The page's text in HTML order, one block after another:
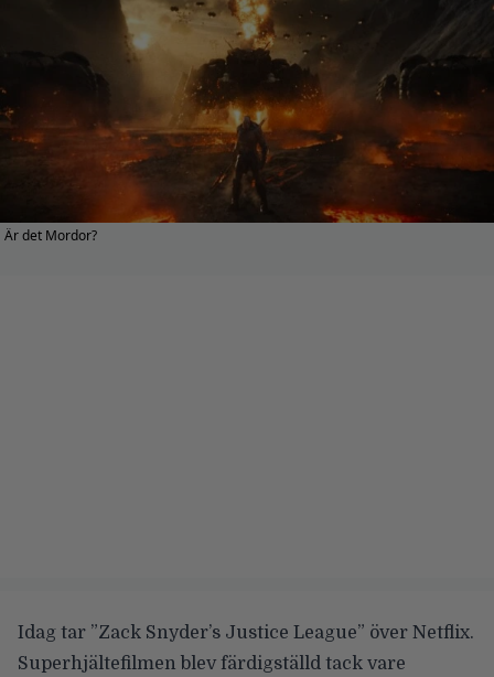
Är det Mordor?
Idag tar ”Zack Snyder’s Justice League” över Netflix.
Superhjältefilmen blev färdigställd tack vare